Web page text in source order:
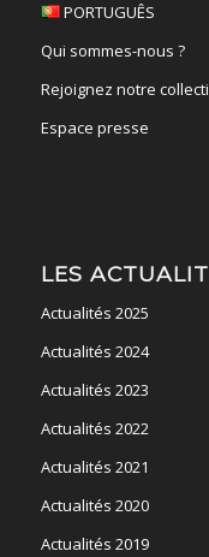
PORTUGUÊS
Qui sommes-nous ?
Rejoignez notre
Espace presse
LES
Actualités 2025
Actualités 2024
Actualités 2023
Actualités 2022
Actualités 2021
Actualités 2020
Actualités 2019